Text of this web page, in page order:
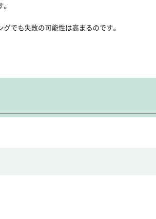
でも失敗の可能性は高まるのです。